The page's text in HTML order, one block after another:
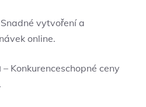
vytvoření a
online.
– Konkurenceschopné ceny